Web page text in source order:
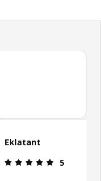
od 5 zvjezdica. Ukupno
5 zvjezdica.
Eklatant
Ocjena i
5